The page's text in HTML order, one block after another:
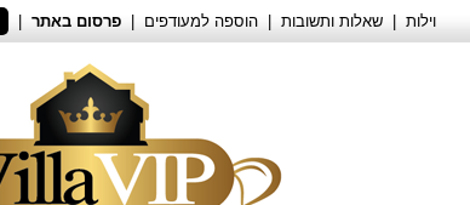
וילות שאלות ותשובות הוספה למעודפים פרסום באתר